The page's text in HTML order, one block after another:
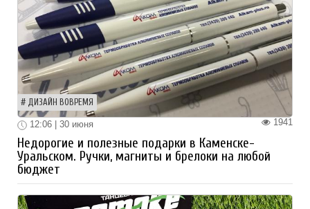
ДИЗАЙН ВОВРЕМЯ
1941
12:06 | 30 июня
Недорогие и полезные подарки в Каменске-
Уральском. Ручки, магниты и брелоки на любой
бюджет